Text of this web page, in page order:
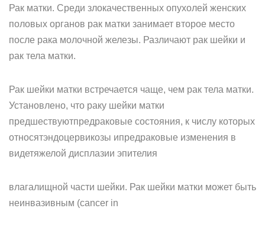
Рак матки. Среди злокачественных опухолей женских
половых органов рак матки занимает второе место
после рака молочной железы. Различают рак шейки и
рак тела матки.
Рак шейки матки встречается чаще, чем рак тела матки.
Установлено, что раку шейки матки
предшествуютпредраковые состояния, к числу которых
относятэндоцервикозы ипредраковые изменения в
видетяжелой дисплазии эпителия
влагалищной части шейки. Рак шейки матки может быть
неинвазивным (cancer in